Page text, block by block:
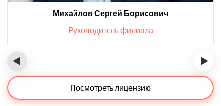
Михайлов Сергей Борисович
Руководитель филиала
‹ ›
Посмотреть лицензию